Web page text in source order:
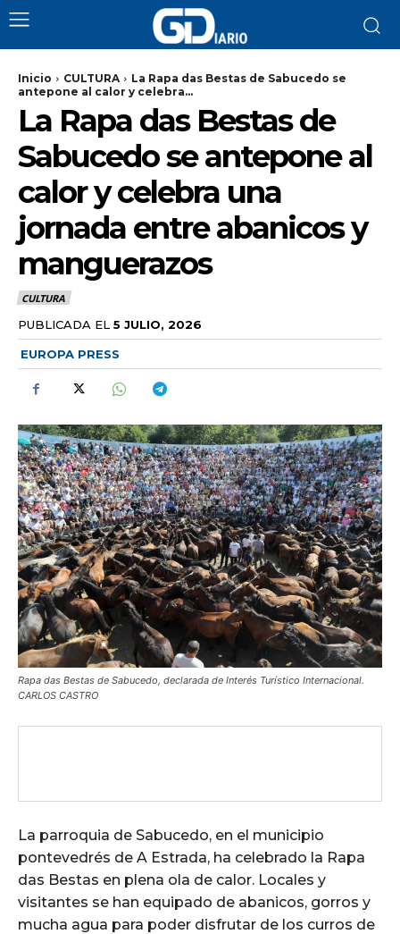
Inicio CULTURA
La Rapa das Bestas de Sabucedo se
antepone al calor y celebra...
La Rapa das Bestas de
Sabucedo se antepone al
calor y celebra una
jornada entre abanicos y
manguerazos
CULTURA
PUBLICADA EL 5 JULIO, 2026
EUROPA PRESS
Rapa das Bestas de Sabucedo, declarada de Interés Turístico Internacional.
CARLOS CASTRO
La parroquia de Sabucedo, en el municipio
pontevedrés de A Estrada, ha celebrado la Rapa
das Bestas en plena ola de calor. Locales y
visitantes se han equipado de abanicos, gorros y
mucha agua para poder disfrutar de los curros de